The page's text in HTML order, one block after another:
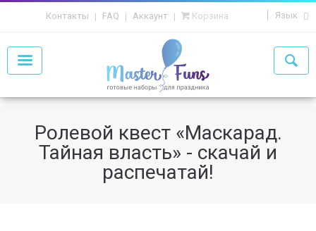
Контакты FAQ Аккаунт Корзина Язык
Ролевой квест «Маскарад.
Тайная власть» - скачай и
распечатай!